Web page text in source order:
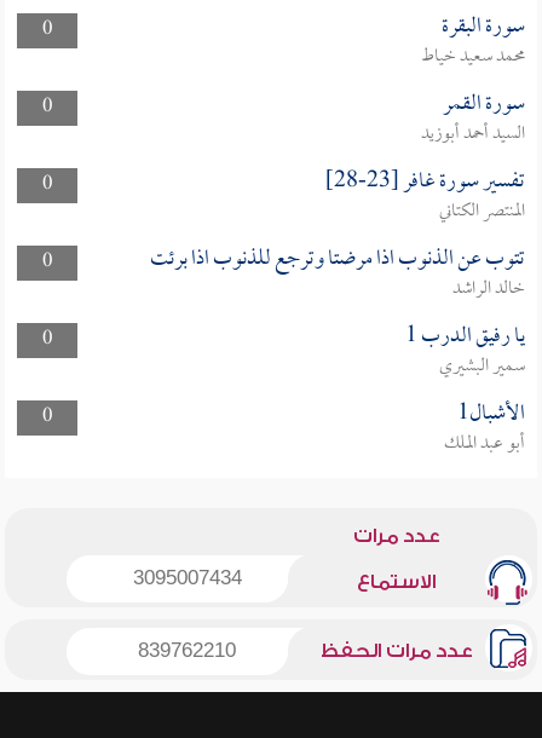
0
سورة البقرة
محمد سعيد خياط
0
سورة القمر
السيد أحمد أبوزيد
0
تفسير سورة غافر [23-28]
المنتصر الكتاني
0
تتوب عن الذنوب اذا مرضتا وترجع للذنوب اذا برئت
خالد الراشد
0
يا رفيق الدرب 1
سمير البشيري
0
الأشبال1
أبو عبد الملك
عدد مرات
الاستماع 3095007434
عدد مرات الحفظ 839762210